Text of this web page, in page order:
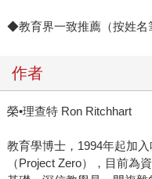
◆教育界一致推薦（按姓
作者
榮•理查特 Ron Ritchhart
教育學博士，1994年起加
（Project Zero），目前為